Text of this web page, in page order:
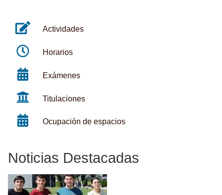
Actividades
Horarios
Exámenes
Titulaciones
Ocupación de espacios
Noticias Destacadas